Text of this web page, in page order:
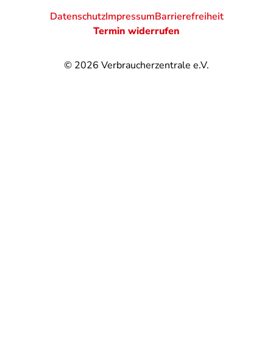
© 2026 Verbraucherzentrale e.V.
DatenschutzImpressumBarrierefreiheit
Termin widerrufen